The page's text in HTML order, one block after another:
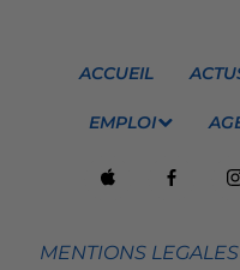
ACCUEIL
EMPLOI
MENTIONS LEGALES